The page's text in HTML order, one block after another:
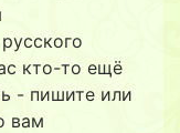
кто-то ещё
- пишите или
вам